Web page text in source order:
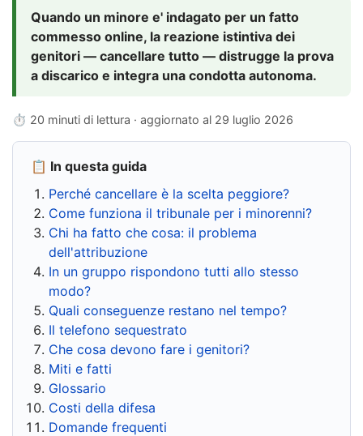
Quando un minore e' indagato per un fatto
commesso online, la reazione istintiva dei
genitori — cancellare tutto — distrugge la prova
a discarico e integra una condotta autonoma.
⏱ 20 minuti di lettura · aggiornato al 29 luglio 2026
📋 In questa guida
Perché cancellare è la scelta peggiore?
Come funziona il tribunale per i minorenni?
Chi ha fatto che cosa: il problema
dell'attribuzione
In un gruppo rispondono tutti allo stesso
modo?
Quali conseguenze restano nel tempo?
Il telefono sequestrato
Che cosa devono fare i genitori?
Miti e fatti
Glossario
Costi della difesa
Domande frequenti